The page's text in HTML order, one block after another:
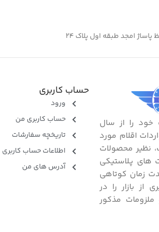
امجد طبقه اول پلاک ۲۴
خود را از سال
اقلام مورد
نظیر محصولات
‌های پـلاستیکی
زمان کوتاهی
بازار را در
مذکور
حساب کاربری
ورود
حساب کاربری من
تاریخچه سفارشات
اطلاعات حساب کاربری
آدرس های من